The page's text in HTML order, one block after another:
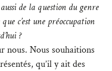
de la question du genre
c’est une préoccupation
?
nous. Nous souhaitions
qu’il y ait des